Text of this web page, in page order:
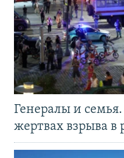
Генералы и
жертвах взрыва в